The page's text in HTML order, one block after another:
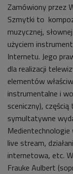
Zamówiony przez
Szmytki to
muzycznej,
użyciem
Internetu. Jego
dla realizacji
elementów
instrumentalne i
sceniczny),
symultatywne
live stream,
internetowa, etc.
Frauke Aulbert